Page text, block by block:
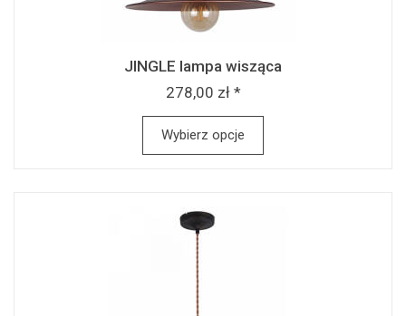
JINGLE lampa wisząca
278,00 zł *
Wybierz opcje